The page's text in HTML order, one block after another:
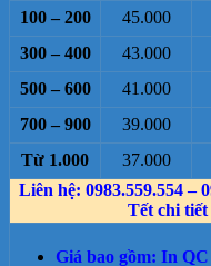
100 – 200 45.000
300 – 400
43.000
500 – 600
41.000
700 – 900
39.000
Từ 1.000
37.000
Liên hệ: 0983.559.554 –
Tết chi
Giá bao gồm: In